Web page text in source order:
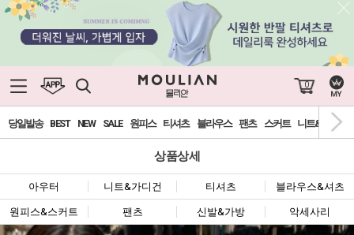
0
당일발송 BEST NEW SALE 원피스 티셔츠 블라우스 팬츠 스커트 니트&가디건
상품상세
아우터 니트&가디건 티셔츠 블라우스&셔츠
원피스&스커트 팬츠 신발&가방 악세사리